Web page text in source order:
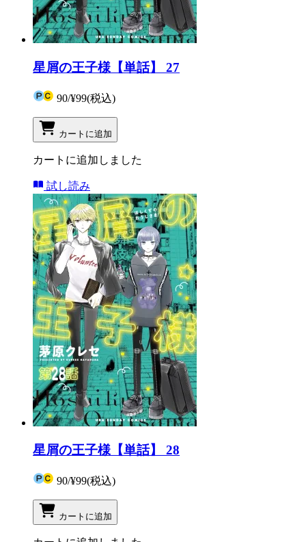
星屑の王子様【単話】 27
90/¥99(税込)
カートに追加
カートに追加しました
試し読み
星屑の王子様【単話】 28
90/¥99(税込)
カートに追加